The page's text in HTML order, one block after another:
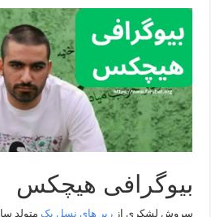
بیوگرافی هیچکس
سروش لشکری ازرپر های نسل یک